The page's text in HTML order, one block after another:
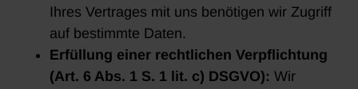
Ihres Vertrages mit uns benötigen wir Zugriff
auf bestimmte Daten.
Erfüllung einer rechtlichen Verpflichtung
(Art. 6 Abs. 1 S. 1 lit. c) DSGVO): Wir